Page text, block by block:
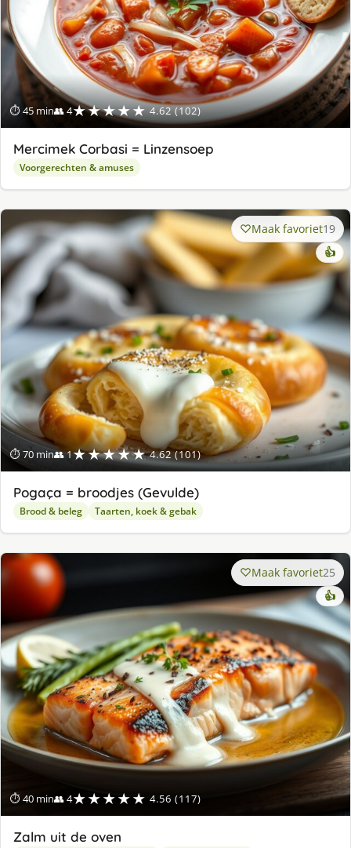
⏱ 45 min👥 4★★★★★ 4.62 (102)
Mercimek Corbasi = Linzensoep
Voorgerechten & amuses
⏱ 70 min👥 1★★★★★ 4.62 (101)
Maak favoriet19
👍
Pogaça = broodjes (Gevulde)
Brood & beleg Taarten, koek & gebak
⏱ 40 min👥 4★★★★★ 4.56 (117)
Maak favoriet25
👍
Zalm uit de oven